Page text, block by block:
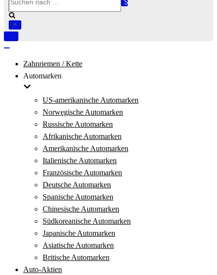
nach …
Navigation
Zahnriemen / Kette
Automarken
US-amerikanische Automarken
Norwegische Automarken
Russische Automarken
Afrikanische Automarken
Amerikanische Automarken
Italienische Automarken
Französische Automarken
Deutsche Automarken
Spanische Automarken
Chinesische Automarken
Südkoreanische Automarken
Japanische Automarken
Asiatische Automarken
Britische Automarken
Auto-Aktien